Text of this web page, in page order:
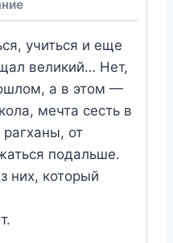
учиться и еще
великий… Нет,
а в этом —
мечта сесть в
рагханы, от
подальше.
них, который